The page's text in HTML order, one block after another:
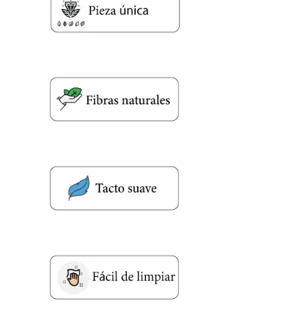
Nombre y apellido*